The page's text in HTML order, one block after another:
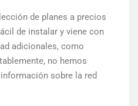
de planes a precios
de instalar y viene con
adicionales, como
no hemos
sobre la red